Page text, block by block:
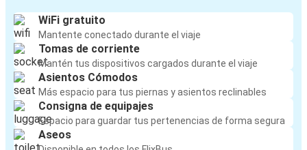
WiFi gratuito
Mantente conectado durante el viaje
Tomas de corriente
Mantén tus dispositivos cargados durante el viaje
Asientos Cómodos
Más espacio para tus piernas y asientos reclinables
Consigna de equipajes
Espacio para guardar tus pertenencias de forma segura
Aseos